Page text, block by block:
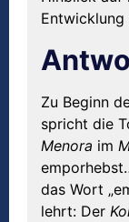
Entwicklung
Zu Beginn
spricht die
Menora im
das Wort
lehrt: Der